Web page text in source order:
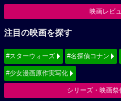
映画レビ
注目の映画を探す
#スターウォーズ #名探偵コナン
#少女漫画原作実写化
シリーズ・映画祭